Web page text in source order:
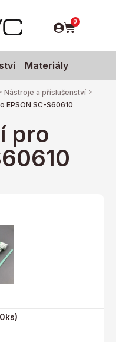
0
Materiály
Nástroje a příslušenství >
EPSON SC-S60610
pro